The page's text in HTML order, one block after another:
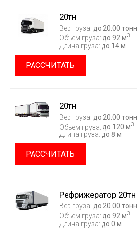
20тн
Вес груза: до 20.00 тонн
Объем груза: до 92 м3
Длина груза: до 14 м
РАССЧИТАТЬ
20тн
Вес груза: до 20.00 тонн
Объем груза: до 120 м3
Длина груза: до 8 м
РАССЧИТАТЬ
Рефрижератор 20тн
Вес груза: до 20.00 тонн
Объем груза: до 92 м3
Длина груза: до 0 м